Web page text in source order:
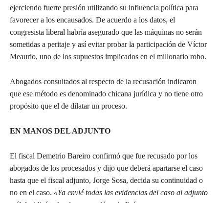
ejerciendo fuerte presión utilizando su influencia política para
favorecer a los encausados. De acuerdo a los datos, el
congresista liberal habría asegurado que las máquinas no serán
sometidas a peritaje y así evitar probar la participación de Víctor
Meaurio, uno de los supuestos implicados en el millonario robo.
Abogados consultados al respecto de la recusación indicaron
que ese método es denominado chicana jurídica y no tiene otro
propósito que el de dilatar un proceso.
EN MANOS DEL ADJUNTO
El fiscal Demetrio Bareiro confirmó que fue recusado por los
abogados de los procesados y dijo que deberá apartarse el caso
hasta que el fiscal adjunto, Jorge Sosa, decida su continuidad o
no en el caso. «Ya envié todas las evidencias del caso al adjunto